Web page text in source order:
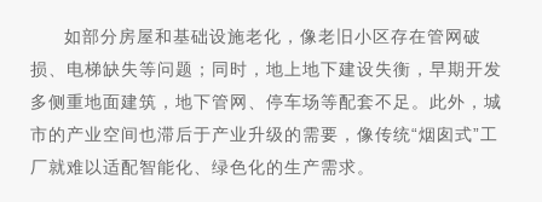
如部分房屋和基础设施老化，像老旧小区存在管网破
损、电梯缺失等问题；同时，地上地下建设失衡，早期开发
多侧重地面建筑，地下管网、停车场等配套不足。此外，城
市的产业空间也滞后于产业升级的需要，像传统“烟囱式”工
厂就难以适配智能化、绿色化的生产需求。